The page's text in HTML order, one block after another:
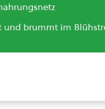
und brummt im